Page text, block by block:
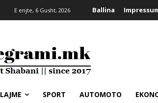
E enjte, 6 Gusht, 2026 Ballina
LAJME SPORT AUTOMOTO